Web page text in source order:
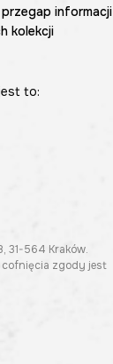
informacji
kolekcji
to:
31-564 Kraków.
cofnięcia zgody jest